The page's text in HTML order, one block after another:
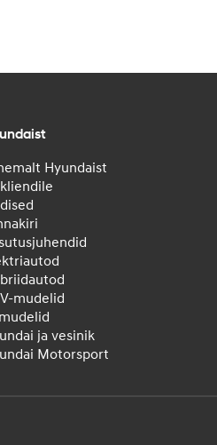
Hyundaist
mudelid
ja vesinik
Motorsport